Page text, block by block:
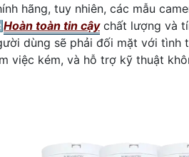
hãng, tuy nhiên, các mẫu
Hoàn toàn tin cậychất lượng và
dùng sẽ phải đối mặt với tình
việc kém, và hỗ trợ kỹ thuật